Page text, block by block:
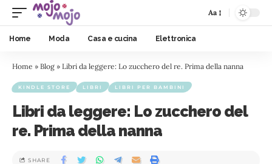
Aa
Home Moda Casa e cucina Elettronica
Home » Blog » Libri da leggere: Lo zucchero del re. Prima della nanna
KINDLE STORE LIBRI LIBRI PER BAMBINI
Libri da leggere: Lo zucchero del
re. Prima della nanna
SHARE